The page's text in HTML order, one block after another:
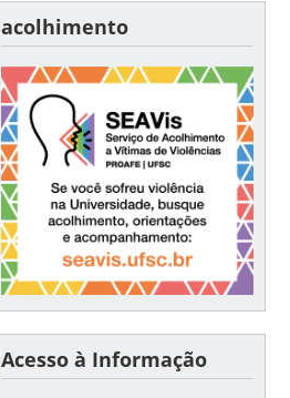
acolhimento
Acesso à Informação